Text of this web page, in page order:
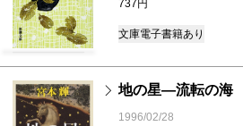
737円
文庫電子書籍あり
地の星―流転の
1996/02/28